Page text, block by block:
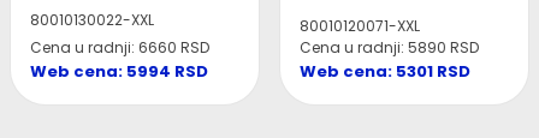
80010130022-XXL
Cena u radnji: 6660 RSD
Web cena: 5994 RSD
80010120071-XXL
Cena u radnji: 5890 RSD
Web cena: 5301 RSD